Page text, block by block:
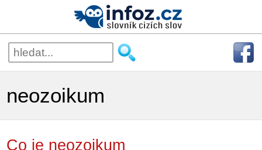
neozoikum
Co je neozoikum